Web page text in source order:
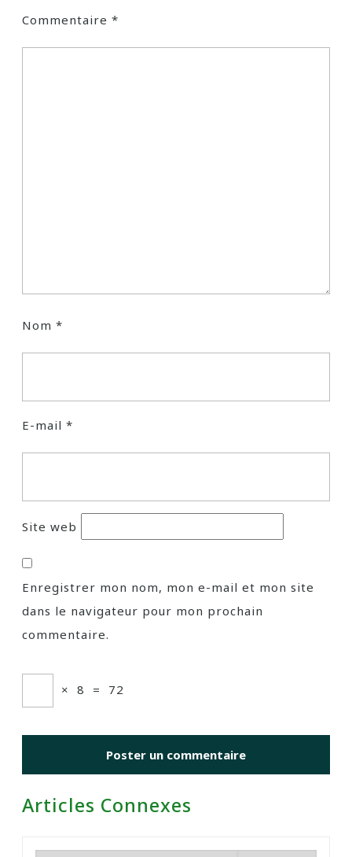
Commentaire *
Nom *
E-mail *
Site web
Enregistrer mon nom, mon e-mail et mon site
dans le navigateur pour mon prochain
commentaire.
× 8 = 72
Articles Connexes